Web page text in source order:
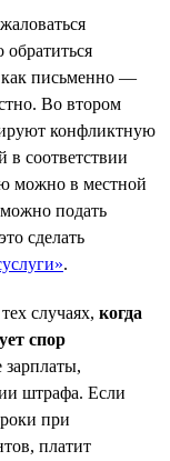
как письменно —
Во втором
конфликтную
в соответствии
можно в местной
подать
сделать
.
случаях, когда
спор
штрафа. Если
при
платит